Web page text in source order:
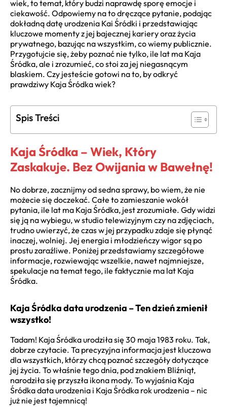
wiek, to temat, który budzi naprawdę sporę emocje i
ciekawość. Odpowiemy na to dręczące pytanie, podając
dokładną datę urodzenia Kai Śródki i przedstawiając
kluczowe momenty z jej bajecznej kariery oraz życia
prywatnego, bazując na wszystkim, co wiemy publicznie.
Przygotujcie się, żeby poznać nie tylko, ile lat ma Kaja
Śródka, ale i zrozumieć, co stoi za jej niegasnącym
blaskiem. Czy jesteście gotowi na to, by odkryć
prawdziwy Kaja Śródka wiek?
Spis Treści
Kaja Śródka – Wiek, Który
Zaskakuje. Bez Owijania w Bawełnę!
No dobrze, zacznijmy od sedna sprawy, bo wiem, że nie
możecie się doczekać. Całe to zamieszanie wokół
pytania, ile lat ma Kaja Śródka, jest zrozumiałe. Gdy widzi
się ją na wybiegu, w studio telewizyjnym czy na zdjęciach,
trudno uwierzyć, że czas w jej przypadku zdaje się płynąć
inaczej, wolniej. Jej energia i młodzieńczy wigor są po
prostu zaraźliwe. Poniżej przedstawiamy szczegółowe
informacje, rozwiewając wszelkie, nawet najmniejsze,
spekulacje na temat tego, ile faktycznie ma lat Kaja
Śródka.
Kaja Śródka data urodzenia – Ten dzień zmienił
wszystko!
Tadam! Kaja Śródka urodziła się 30 maja 1983 roku. Tak,
dobrze czytacie. Ta precyzyjna informacja jest kluczowa
dla wszystkich, którzy chcą poznać szczegóły dotyczące
jej życia. To właśnie tego dnia, pod znakiem Bliźniąt,
narodziła się przyszła ikona mody. To wyjaśnia Kaja
Śródka data urodzenia i Kaja Śródka rok urodzenia – nic
już nie jest tajemnicą!